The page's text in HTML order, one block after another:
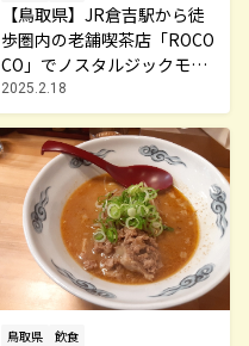
【鳥取県】JR倉吉駅から徒
歩圏内の老舗喫茶店「ROCO
CO」でノスタルジックモー
ニングはいかが？！
2025.2.18
鳥取県 飲食